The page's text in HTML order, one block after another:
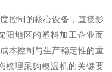
控制的核心设备，直接影
阳地区的塑料加工企业而
本控制与生产稳定性的重
梳理采购模温机的关键要